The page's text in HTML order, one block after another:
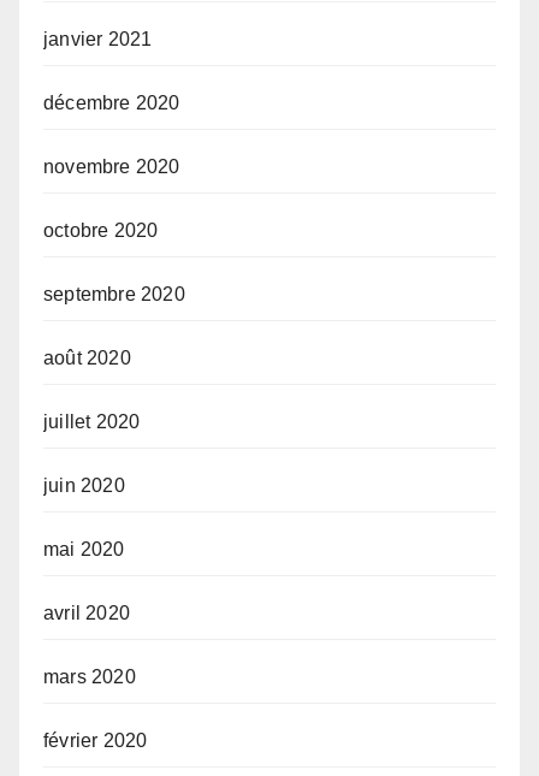
janvier 2021
décembre 2020
novembre 2020
octobre 2020
septembre 2020
août 2020
juillet 2020
juin 2020
mai 2020
avril 2020
mars 2020
février 2020